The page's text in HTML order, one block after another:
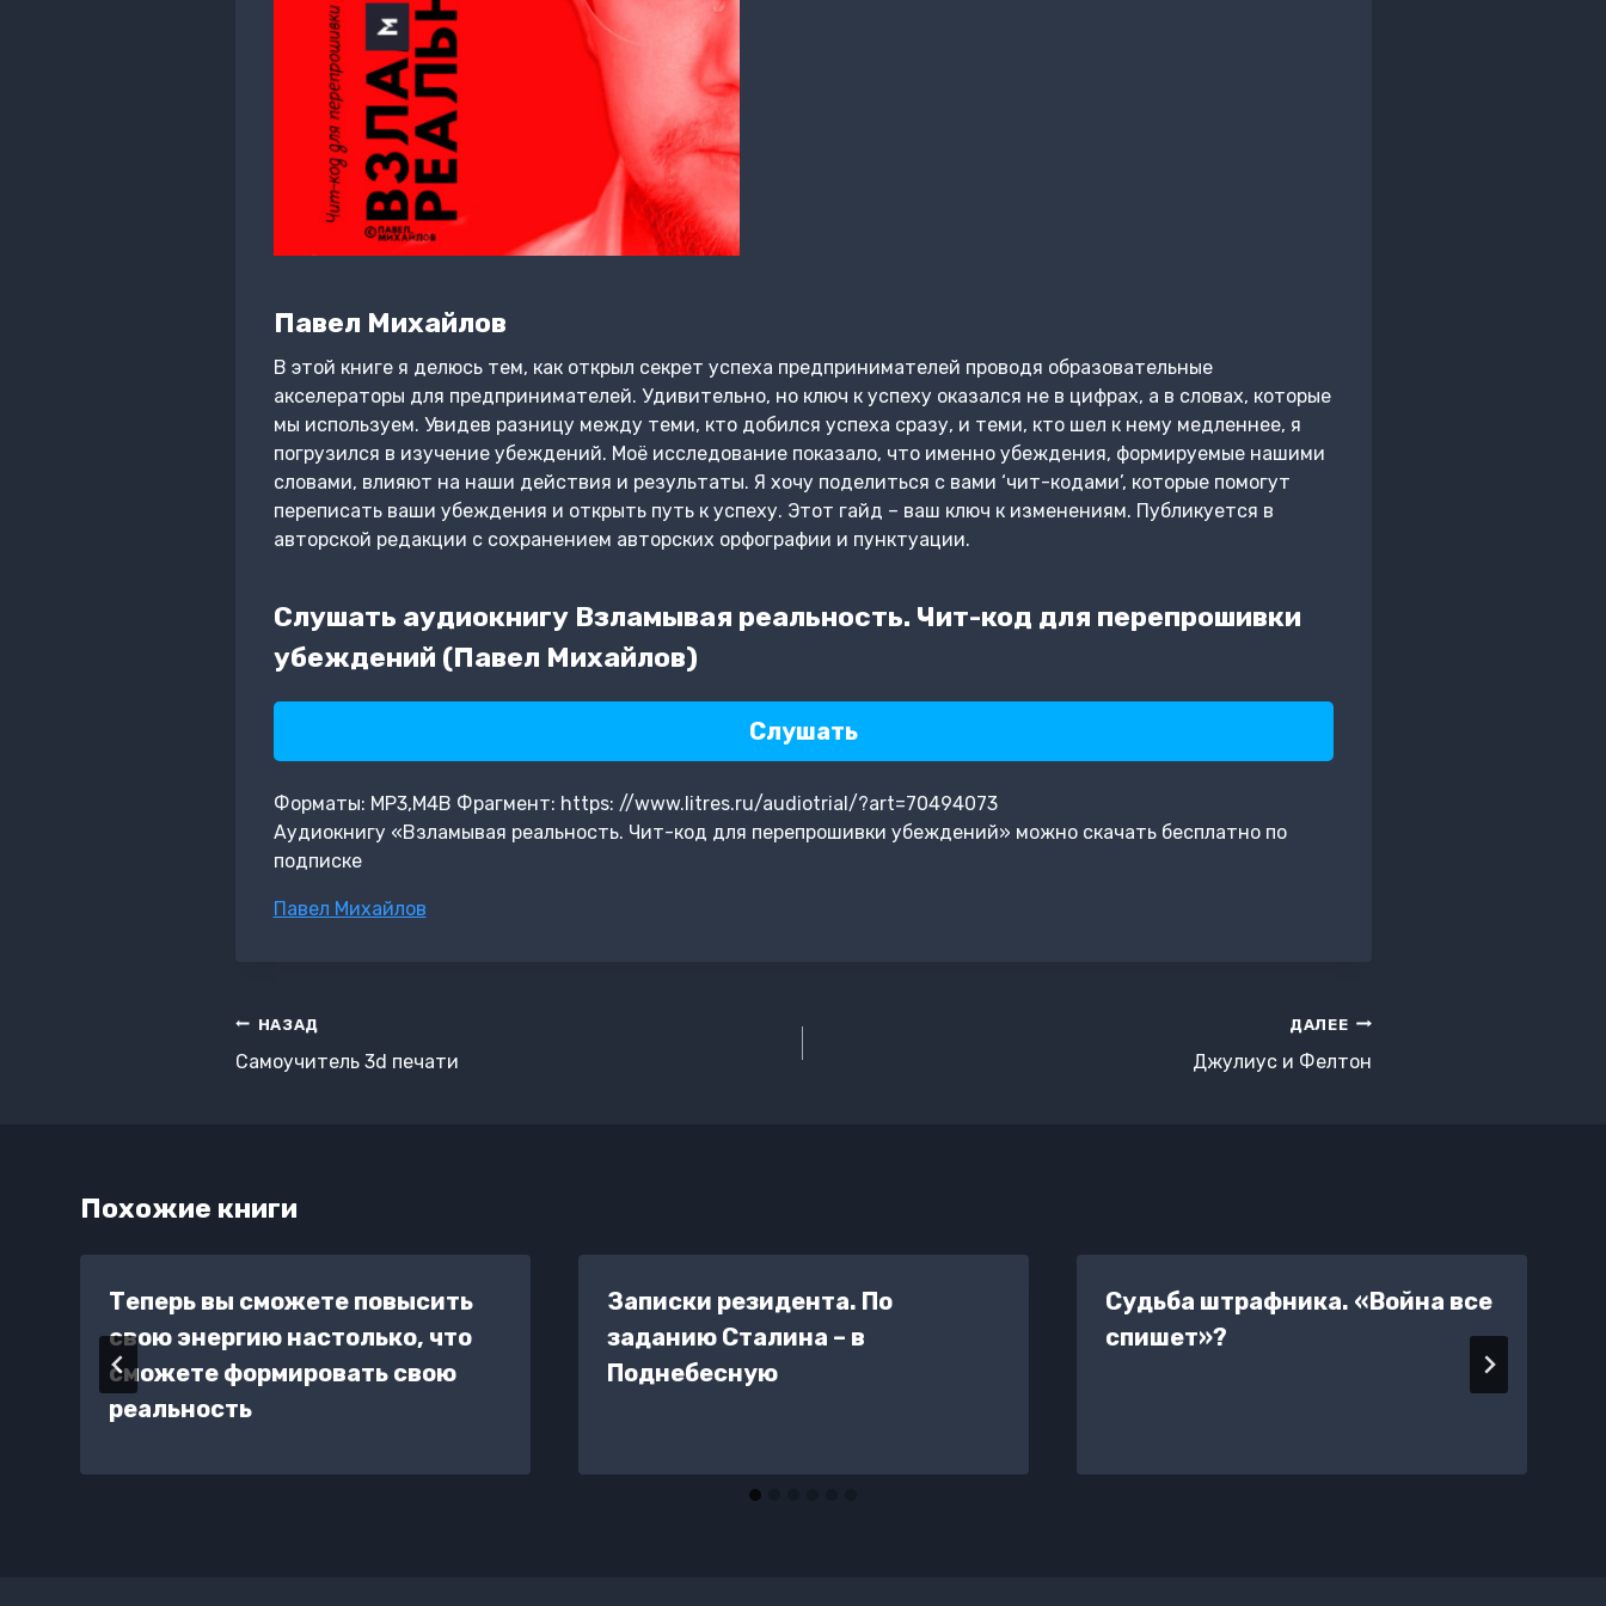
Павел Михайлов
В этой книге я делюсь тем, как открыл секрет успеха предпринимателей проводя образовательные
акселераторы для предпринимателей. Удивительно, но ключ к успеху оказался не в цифрах, а в словах, которые
мы используем. Увидев разницу между теми, кто добился успеха сразу, и теми, кто шел к нему медленнее, я
погрузился в изучение убеждений. Моё исследование показало, что именно убеждения, формируемые нашими
словами, влияют на наши действия и результаты. Я хочу поделиться с вами ‘чит-кодами’, которые помогут
переписать ваши убеждения и открыть путь к успеху. Этот гайд – ваш ключ к изменениям. Публикуется в
авторской редакции с сохранением авторских орфографии и пунктуации.
Слушать аудиокнигу Взламывая реальность. Чит-код для перепрошивки
убеждений (Павел Михайлов)
Слушать
Форматы: MP3,M4B Фрагмент: https: //www.litres.ru/audiotrial/?art=70494073
Аудиокнигу «Взламывая реальность. Чит-код для перепрошивки убеждений» можно скачать бесплатно по
подписке
Метки
Павел Михайлов
Навигация
по
НАЗАД
Самоучитель 3d печати
ДАЛЕЕ
Джулиус и Фелтон
Похожие книги
Теперь вы сможете повысить
свою энергию настолько, что
сможете формировать свою
реальность
Записки резидента. По
заданию Сталина – в
Поднебесную
Судьба штрафника. «Война все
спишет»?